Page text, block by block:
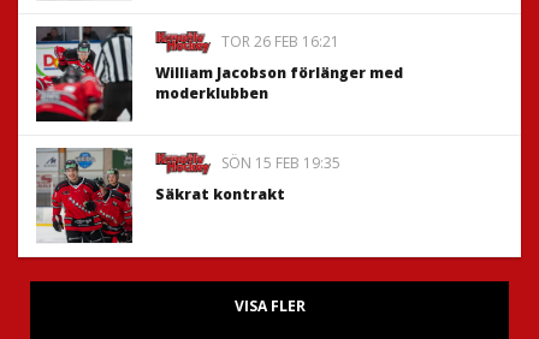
TOR 26 FEB 16:21
William Jacobson förlänger med
moderklubben
SÖN 15 FEB 19:35
Säkrat kontrakt
VISA FLER